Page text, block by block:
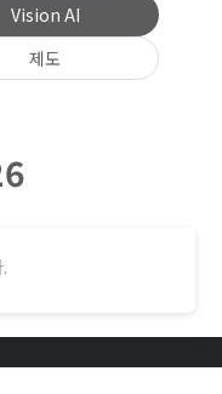
Vision AI
제도